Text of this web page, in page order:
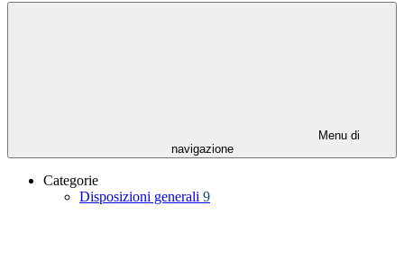
Menu di
navigazione
Categorie
Disposizioni generali 9